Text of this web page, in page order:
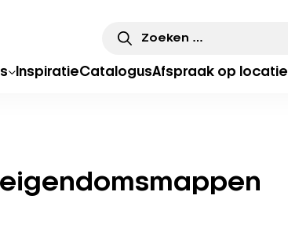
Zoeken
naar:
InspiratieCatalogusAfspraak op locatie